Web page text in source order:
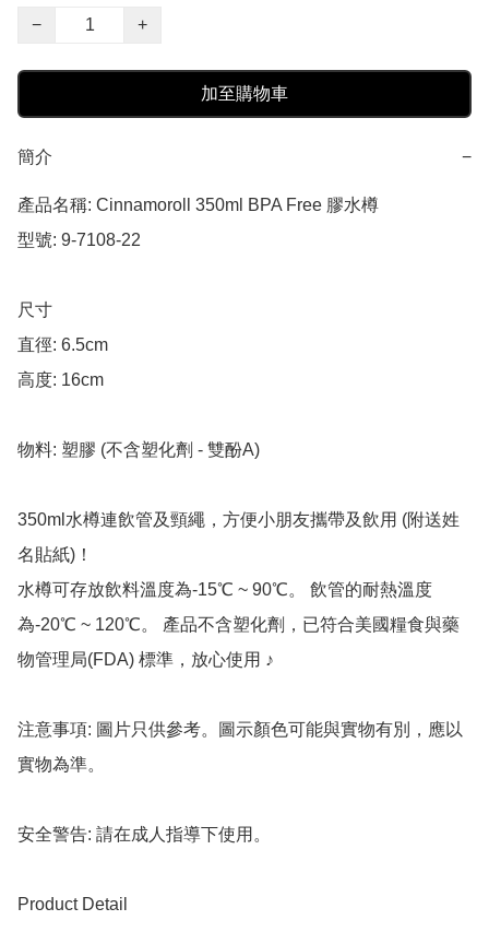
−
+
加至購物車
簡介 −
產品名稱: Cinnamoroll 350ml BPA Free 膠水樽
型號: 9-7108-22
尺寸
直徑: 6.5cm
高度: 16cm
物料: 塑膠 (不含塑化劑 - 雙酚A)
350ml水樽連飲管及頸繩，方便小朋友攜帶及飲用 (附送姓
名貼紙)！
水樽可存放飲料溫度為-15℃ ~ 90℃。 飲管的耐熱溫度
為-20℃ ~ 120℃。 產品不含塑化劑，已符合美國糧食與藥
物管理局(FDA) 標準，放心使用 ♪
注意事項: 圖片只供參考。圖示顏色可能與實物有別，應以
實物為準。
安全警告: 請在成人指導下使用。
Product Detail